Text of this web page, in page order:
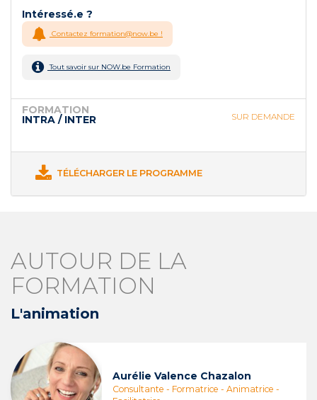
Intéressé.e ?
Contactez formation@now.be !
Tout savoir sur NOW.be Formation
FORMATION
INTRA / INTER SUR DEMANDE
TÉLÉCHARGER LE PROGRAMME
AUTOUR DE LA
FORMATION
L'animation
Aurélie Valence Chazalon
Consultante - Formatrice - Animatrice -